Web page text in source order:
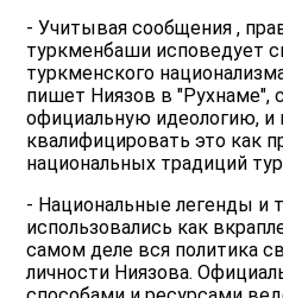
- Учитывая сообщения ,
туркменбаши исповедует
туркменского
пишет Ниязов в "Рухнаме",
официальную идеологию, и
квалифицировать это как
национальных традиций
- Национальные легенды и
использовались как
самом деле вся политика
личности Ниязова.